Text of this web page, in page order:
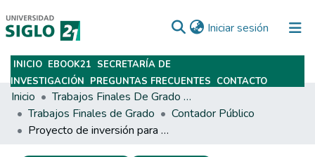
Iniciar sesión (current)
Subir
INICIO EBOOK21 SECRETARÍA DE
INVESTIGACIÓN PREGUNTAS FRECUENTES CONTACTO
Inicio
Trabajos Finales De Grado Y Posgrado
Trabajos Finales de Grado
Contador Público
Proyecto de inversión para la apertura de una empresa de sistemas de climatización y refrigeración “Lionice”.